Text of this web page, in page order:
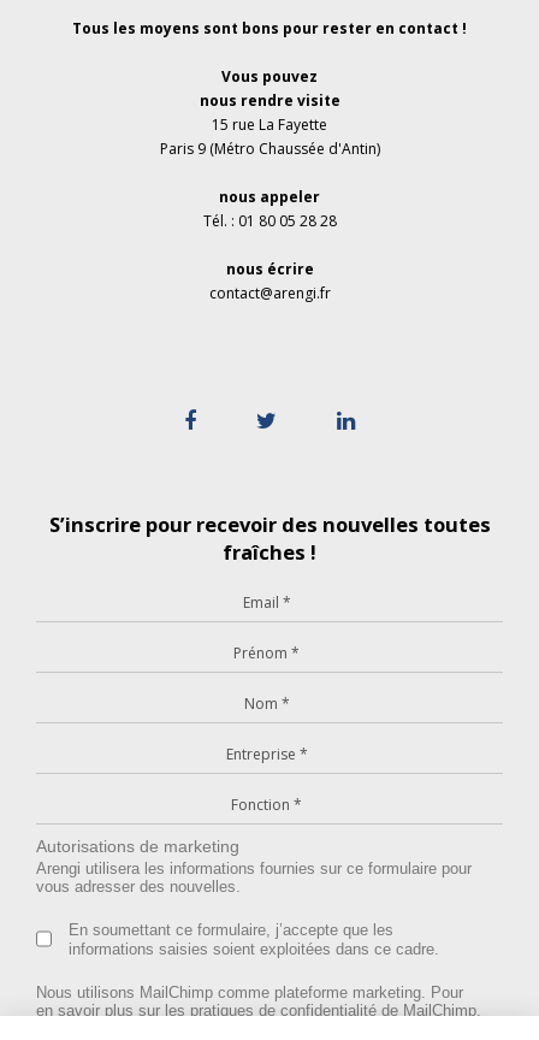
Tous les moyens sont bons pour rester en contact !
Vous pouvez
nous rendre visite
15 rue La Fayette
Paris 9 (Métro Chaussée d'Antin)
nous appeler
Tél. : 01 80 05 28 28
nous écrire
contact@arengi.fr
S’inscrire pour recevoir des nouvelles toutes
fraîches !
Autorisations de marketing
Arengi utilisera les informations fournies sur ce formulaire pour
vous adresser des nouvelles.
En soumettant ce formulaire, j’accepte que les
informations saisies soient exploitées dans ce cadre.
Nous utilisons MailChimp comme plateforme marketing. Pour
en savoir plus sur les pratiques de confidentialité de MailChimp,